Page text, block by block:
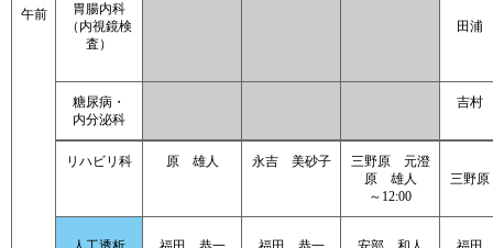
午前
胃腸内科
（内視鏡検
査）
田浦
糖尿病・
内分泌科
吉村
リハビリ科 原 雄人 永吉 美砂子
三野原 元澄
原 雄人
～12:00
三野